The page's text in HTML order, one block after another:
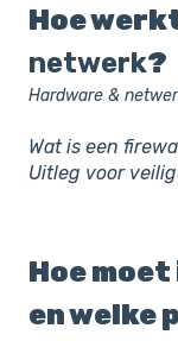
Hoe
netwerk?
Hardware &
Wat is een
Uitleg voor
Hoe
en welke